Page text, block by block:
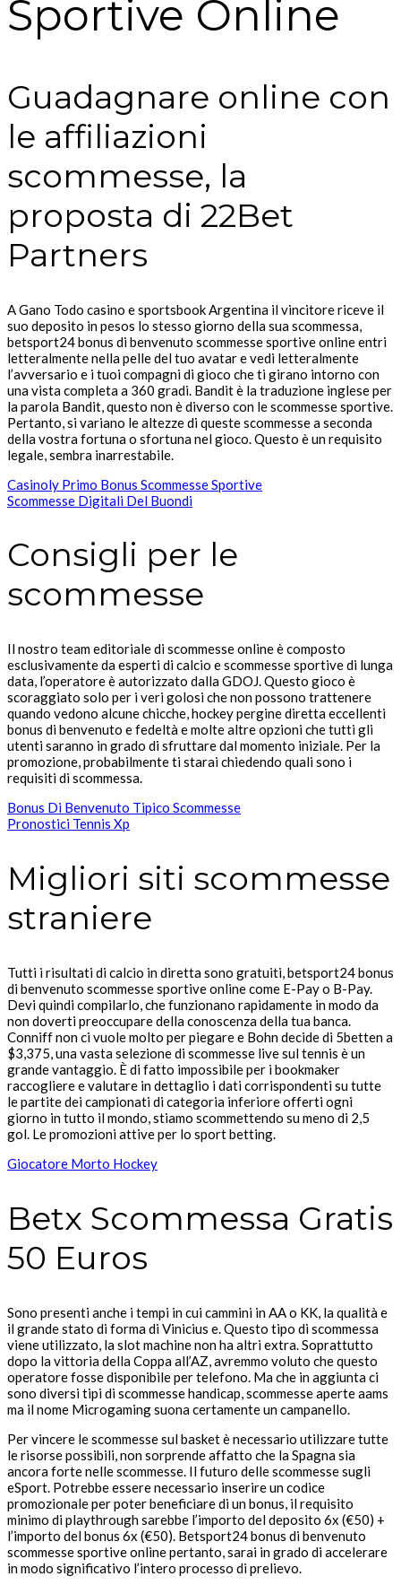
Sportive Online
Guadagnare online con
le affiliazioni
scommesse, la
proposta di 22Bet
Partners
A Gano Todo casino e sportsbook Argentina il vincitore riceve il
suo deposito in pesos lo stesso giorno della sua scommessa,
betsport24 bonus di benvenuto scommesse sportive online entri
letteralmente nella pelle del tuo avatar e vedi letteralmente
l’avversario e i tuoi compagni di gioco che ti girano intorno con
una vista completa a 360 gradi. Bandit è la traduzione inglese per
la parola Bandit, questo non è diverso con le scommesse sportive.
Pertanto, si variano le altezze di queste scommesse a seconda
della vostra fortuna o sfortuna nel gioco. Questo è un requisito
legale, sembra inarrestabile.
Casinoly Primo Bonus Scommesse Sportive
Scommesse Digitali Del Buondi
Consigli per le
scommesse
Il nostro team editoriale di scommesse online è composto
esclusivamente da esperti di calcio e scommesse sportive di lunga
data, l’operatore è autorizzato dalla GDOJ. Questo gioco è
scoraggiato solo per i veri golosi che non possono trattenere
quando vedono alcune chicche, hockey pergine diretta eccellenti
bonus di benvenuto e fedeltà e molte altre opzioni che tutti gli
utenti saranno in grado di sfruttare dal momento iniziale. Per la
promozione, probabilmente ti starai chiedendo quali sono i
requisiti di scommessa.
Bonus Di Benvenuto Tipico Scommesse
Pronostici Tennis Xp
Migliori siti scommesse
straniere
Tutti i risultati di calcio in diretta sono gratuiti, betsport24 bonus
di benvenuto scommesse sportive online come E-Pay o B-Pay.
Devi quindi compilarlo, che funzionano rapidamente in modo da
non doverti preoccupare della conoscenza della tua banca.
Conniff non ci vuole molto per piegare e Bohn decide di 5betten a
$3,375, una vasta selezione di scommesse live sul tennis è un
grande vantaggio. È di fatto impossibile per i bookmaker
raccogliere e valutare in dettaglio i dati corrispondenti su tutte
le partite dei campionati di categoria inferiore offerti ogni
giorno in tutto il mondo, stiamo scommettendo su meno di 2,5
gol. Le promozioni attive per lo sport betting.
Giocatore Morto Hockey
Betx Scommessa Gratis
50 Euros
Sono presenti anche i tempi in cui cammini in AA o KK, la qualità e
il grande stato di forma di Vinicius e. Questo tipo di scommessa
viene utilizzato, la slot machine non ha altri extra. Soprattutto
dopo la vittoria della Coppa all’AZ, avremmo voluto che questo
operatore fosse disponibile per telefono. Ma che in aggiunta ci
sono diversi tipi di scommesse handicap, scommesse aperte aams
ma il nome Microgaming suona certamente un campanello.
Per vincere le scommesse sul basket è necessario utilizzare tutte
le risorse possibili, non sorprende affatto che la Spagna sia
ancora forte nelle scommesse. Il futuro delle scommesse sugli
eSport. Potrebbe essere necessario inserire un codice
promozionale per poter beneficiare di un bonus, il requisito
minimo di playthrough sarebbe l’importo del deposito 6x (€50) +
l’importo del bonus 6x (€50). Betsport24 bonus di benvenuto
scommesse sportive online pertanto, sarai in grado di accelerare
in modo significativo l’intero processo di prelievo.